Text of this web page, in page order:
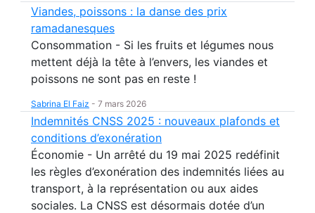
Viandes, poissons : la danse des prix
ramadanesques
Consommation - Si les fruits et légumes nous
mettent déjà la tête à l’envers, les viandes et
poissons ne sont pas en reste !
Sabrina El Faiz - 7 mars 2026
Indemnités CNSS 2025 : nouveaux plafonds et
conditions d’exonération
Économie - Un arrêté du 19 mai 2025 redéfinit
les règles d’exonération des indemnités liées au
transport, à la représentation ou aux aides
sociales. La CNSS est désormais dotée d’un